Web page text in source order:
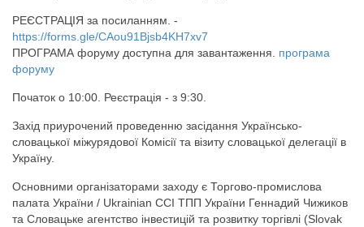
РЕЄСТРАЦІЯ за посиланням. -
https://forms.gle/CAou91Bjsb4KH7xv7
ПРОГРАМА форуму доступна для завантаження. програма
форуму
Початок о 10:00. Реєстрація - з 9:30.
Захід приурочений проведенню засідання Українсько-
словацької міжурядової Комісії та візиту словацької делегації в
Україну.
Основними організаторами заходу є Торгово-промислова
палата України / Ukrainian CCI ТПП України Геннадий Чижиков
та Словацьке агентство інвестицій та розвитку торгівлі (Slovak